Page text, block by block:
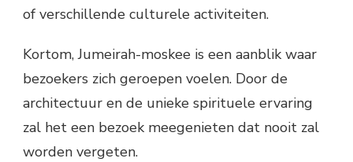
of verschillende culturele activiteiten.
Kortom, Jumeirah-moskee is een aanblik waar
bezoekers zich geroepen voelen. Door de
architectuur en de unieke spirituele ervaring
zal het een bezoek meegenieten dat nooit zal
worden vergeten.